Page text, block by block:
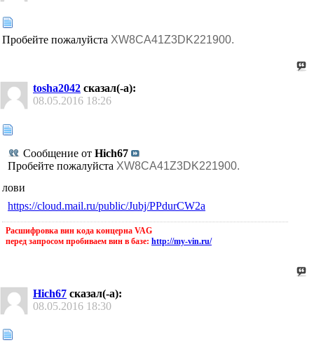
Пробейте пожалуйста XW8CA41Z3DK221900.
tosha2042 сказал(-а):
08.05.2016 18:26
Сообщение от Hich67
Пробейте пожалуйста XW8CA41Z3DK221900.
лови
https://cloud.mail.ru/public/Jubj/PPdurCW2a
Расшифровка вин кода концерна VAG
перед запросом пробиваем вин в базе: http://my-vin.ru/
Hich67 сказал(-а):
08.05.2016 18:30